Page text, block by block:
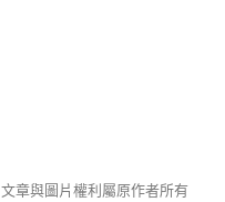
文章與圖片權利屬原作者所有